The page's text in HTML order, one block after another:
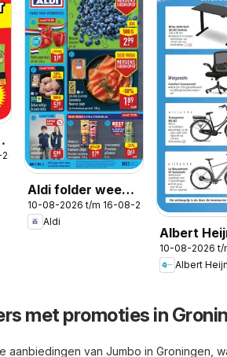
Aldi folder week
33
10-08-2026 t/m 16-08-2026
Aldi
Albert
folder -
10-08-2026
Albert
met promoties in
van Jumbo in Groningen,